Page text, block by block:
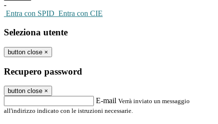
-
Entra con SPID Entra con CIE
Seleziona utente
button close ×
Recupero password
button close ×
E-mail Verrà inviato un messaggio
all'indirizzo indicato con le istruzioni necessarie.